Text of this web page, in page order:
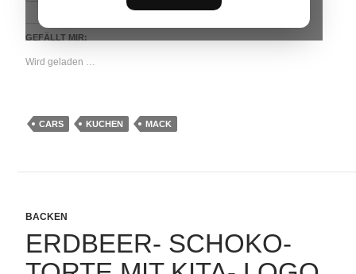
GEFÄLLT MIR:
Wird geladen …
CARS KUCHEN MACK
BACKEN
ERDBEER- SCHOKO-